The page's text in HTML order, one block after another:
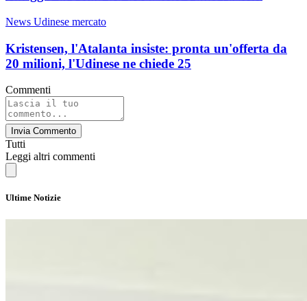
News Udinese mercato
Kristensen, l'Atalanta insiste: pronta un'offerta da
20 milioni, l'Udinese ne chiede 25
Commenti
Invia Commento
Tutti
Leggi altri commenti
Ultime Notizie